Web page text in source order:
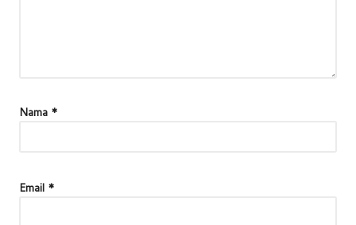
Nama *
Email *